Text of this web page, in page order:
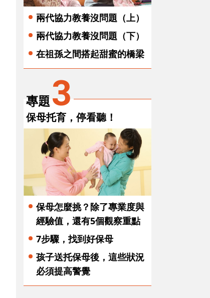
兩代協力教養沒問題（上）
兩代協力教養沒問題（下）
在祖孫之間搭起甜蜜的橋梁
專題3
保母托育，停看聽！
保母怎麼挑？除了專業度與
經驗值，還有5個觀察重點
7步驟，找到好保母
孩子送托保母後，這些狀況
必須提高警覺